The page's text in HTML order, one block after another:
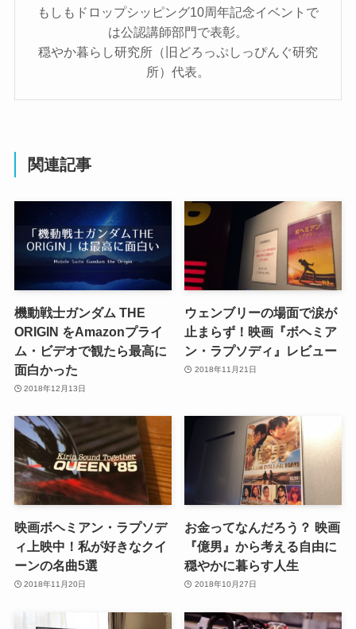
もしもドロップシッピング10周年記念イベントで
は公認講師部門で表彰。
穏やか暮らし研究所（旧どろっぷしっぴんぐ研究
所）代表。
関連記事
機動戦士ガンダム THE
ORIGIN をAmazonプライ
ム・ビデオで観たら最高に
面白かった
2018年12月13日
ウェンブリーの場面で涙が
止まらず！映画『ボヘミア
ン・ラプソディ』レビュー
2018年11月21日
映画ボヘミアン・ラプソデ
ィ上映中！私が好きなクイ
ーンの名曲5選
2018年11月20日
お金ってなんだろう？ 映画
『億男』から考える自由に
穏やかに暮らす人生
2018年10月27日